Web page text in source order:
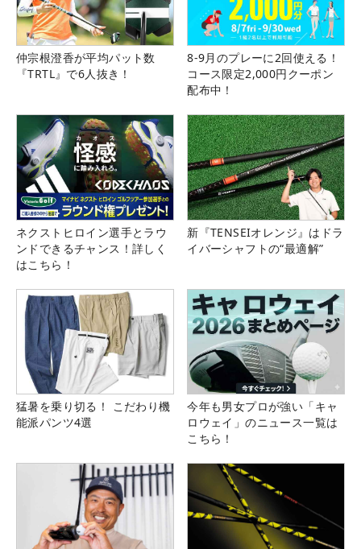
仲宗根澄香が平均パット数
『TRTL』で6人抜き！
8-9月のプレーに2回使える！
コース限定2,000円クーポン
配布中！
ネクストヒロイン選手とラウ
ンドできるチャンス！詳しく
はこちら！
新『TENSEIオレンジ』はドラ
イバーシャフトの“最適解”
猛暑を乗り切る！ こだわり機
能派パンツ4選
今年も男女プロが強い「キャ
ロウェイ」のニュース一覧は
こちら！